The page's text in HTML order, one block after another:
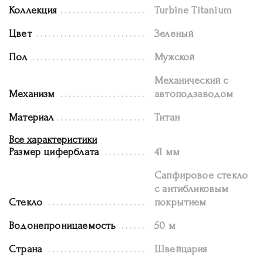
Коллекция Turbine Titanium
Цвет Зеленый
Пол Мужской
Механизм
Механический с
автоподзаводом
Материал
Титан
Все характеристики
Размер циферблата
41 мм
Стекло
Сапфировое стекло
с антибликовым
покрытием
Водонепроницаемость 50 м
Страна Швейцария